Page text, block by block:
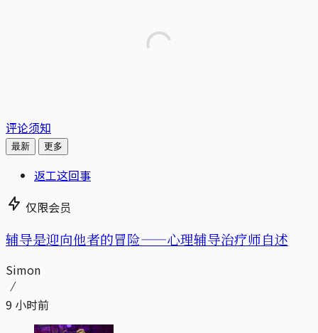
评论须知
最新 更多
返工这回事
仅限会员
辅导是迎向他者的冒险——心理辅导治疗师自述
Simon
9 小时前